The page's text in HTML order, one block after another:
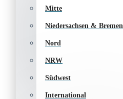
Mitte
Niedersachsen & Bremen
Nord
NRW
Südwest
International